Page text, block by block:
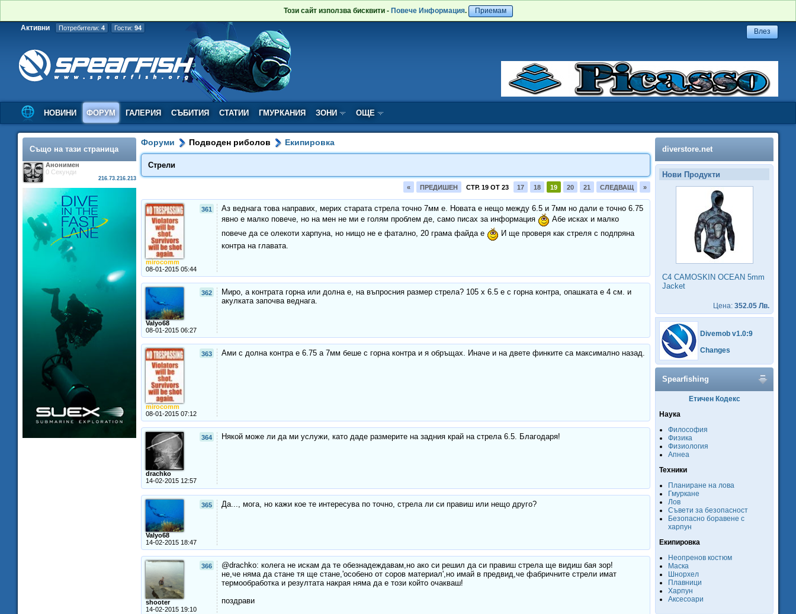
Този сайт използва бисквити - Повече Информация. Приемам
Активни Потребители: 4 Гости: 94
НОВИНИ ФОРУМ ГАЛЕРИЯ СЪБИТИЯ СТАТИИ ГМУРКАНИЯ ЗОНИ ОЩЕ
Също на тази страница
Анонимен
0 Секунди
216.73.216.213
Форуми Подводен риболов Екипировка
Стрели
« ПРЕДИШЕН СТР. 19 ОТ 23 17 18 19 20 21 СЛЕДВАЩ »
361
mirocomm
08-01-2015 05:44
Аз веднага това направих, мерих старата стрела точно 7мм е. Новата е нещо между 6.5 и 7мм но дали е точно 6.75
явно е малко повече, но на мен не ми е голям проблем де, само писах за информация
Абе исках и малко
повече да се олекоти харпуна, но нищо не е фатално, 20 грама файда е
И ще проверя как стреля с подпряна
контра на главата.
362
Valyo68
08-01-2015 06:27
Миро, а контрата горна или долна е, на въпросния размер стрела? 105 x 6.5 e с горна контра, опашката е 4 см. и
акулката започва веднага.
363
mirocomm
08-01-2015 07:12
Ами с долна контра е 6.75 а 7мм беше с горна контра и я обръщах. Иначе и на двете финките са максимално назад.
364
drachko
14-02-2015 12:57
Някой може ли да ми услужи, като даде размерите на задния край на стрела 6.5. Благодаря!
365
Valyo68
14-02-2015 18:47
Да..., мога, но кажи кое те интересува по точно, стрела ли си правиш или нещо друго?
366
shooter
14-02-2015 19:10
@drachko: колега не искам да те обезнадеждавам,но ако си решил да си правиш стрела ще видиш бая зор!
не,че няма да стане тя ще стане,'особено от соров материал',но имай в предвид,че фабричните стрели имат
термообработка и резултата накрая няма да е този който очакваш!
поздрави
diverstore.net
Нови Продукти
C4 CAMOSKIN OCEAN 5mm
Jacket
Цена: 352.05 Лв.
Divemob v1.0:9
Changes
Spearfishing
Етичен Кодекс
Наука
Философия
Физика
Физиология
Апнеа
Техники
Планиране на лова
Гмуркане
Лов
Съвети за безопасност
Безопасно боравене с
харпун
Екипировка
Неопренов костюм
Маска
Шнорхел
Плавници
Харпун
Аксесоари